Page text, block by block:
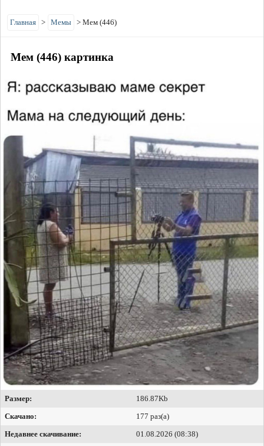
Главная > Мемы > Мем (446)
Мем (446) картинка
Размер:
186.87Kb
Скачано:
177 раз(а)
Недавнее скачивание:
01.08.2026 (08:38)